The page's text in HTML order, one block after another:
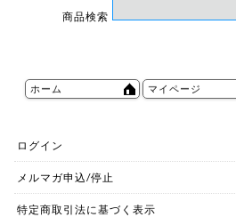
商品検索
ホーム マイページ
ログイン
メルマガ申込/停止
特定商取引法に基づく表示